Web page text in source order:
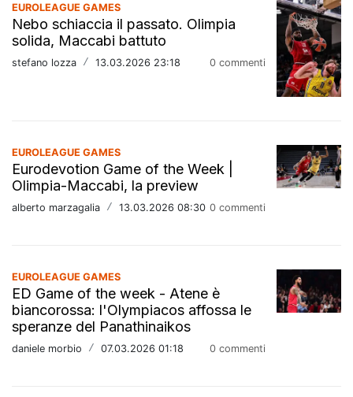
EUROLEAGUE GAMES
Nebo schiaccia il passato. Olimpia
solida, Maccabi battuto
stefano lozza / 13.03.2026 23:18 0 commenti
EUROLEAGUE GAMES
Eurodevotion Game of the Week |
Olimpia-Maccabi, la preview
alberto marzagalia / 13.03.2026 08:30 0 commenti
EUROLEAGUE GAMES
ED Game of the week - Atene è
biancorossa: l'Olympiacos affossa le
speranze del Panathinaikos
daniele morbio / 07.03.2026 01:18 0 commenti